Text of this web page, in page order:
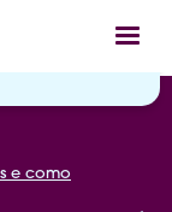
de acordo
e como